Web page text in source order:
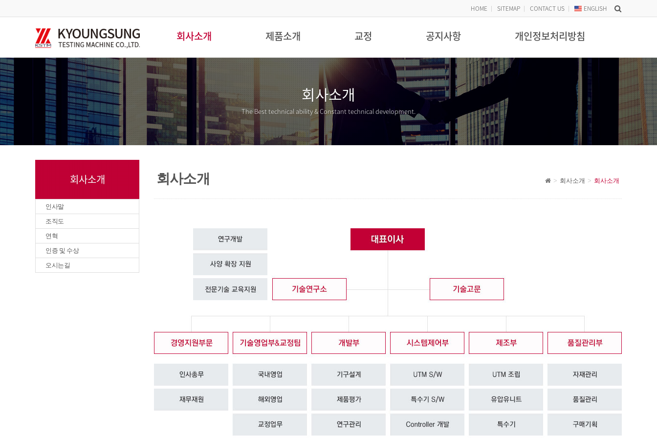
HOME SITEMAP CONTACT US ENGLISH
회사소개 제품소개 교정 공지사항 개인정보처리방침
회사소개
The Best technical ability &Constant technical development.
회사소개
인사말
조직도
연혁
인증 및 수상
오시는길
회사소개 회사소개 회사소개